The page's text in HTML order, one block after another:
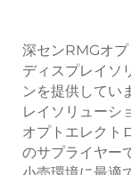
深センRMGオ
ディスプレイソ
ンを提供してい
レイソリューシ
オプトエレクト
のサプライヤー